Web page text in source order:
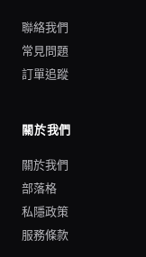
聯絡我們
常見問題
訂單追蹤
關於我們
關於我們
部落格
私隱政策
服務條款